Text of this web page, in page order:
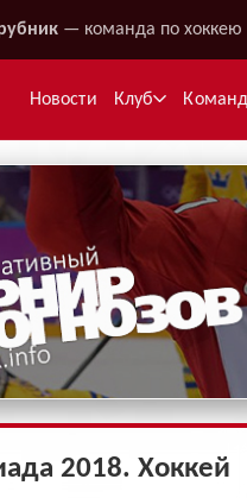
— команда по хоккею
Новости Клуб
2018. Хоккей